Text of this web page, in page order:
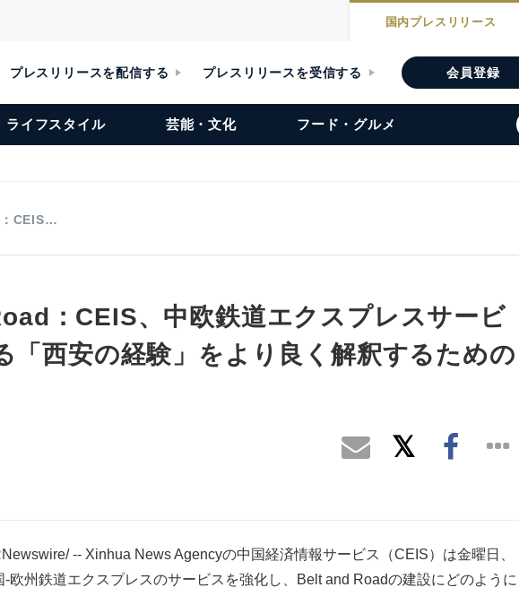
国内プレスリリース
プレスリリースを配信する プレスリリースを受信する 会員登録
ライフスタイル 芸能・文化 フード・グルメ
CEIS…
：CEIS、中欧鉄道エクスプレスサービ
「西安の経験」をより良く解釈するための
-- Xinhua News Agencyの中国経済情報サービス（CEIS）は金曜日、
欧州鉄道エクスプレスのサービスを強化し、Belt and Roadの建設にどのように